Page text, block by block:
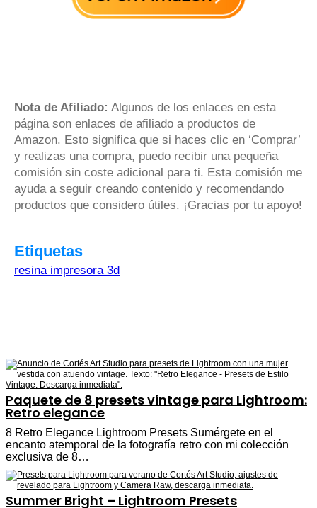
Nota de Afiliado: Algunos de los enlaces en esta
página son enlaces de afiliado a productos de
Amazon. Esto significa que si haces clic en ‘Comprar’
y realizas una compra, puedo recibir una pequeña
comisión sin coste adicional para ti. Esta comisión me
ayuda a seguir creando contenido y recomendando
productos que considero útiles. ¡Gracias por tu apoyo!
Etiquetas
resina impresora 3d
Paquete de 8 presets vintage para Lightroom:
Retro elegance
8 Retro Elegance Lightroom Presets Sumérgete en el
encanto atemporal de la fotografía retro con mi colección
exclusiva de 8…
Summer Bright – Lightroom Presets